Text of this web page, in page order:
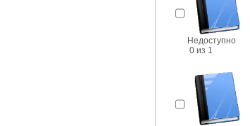
Недоступно
0 из 1